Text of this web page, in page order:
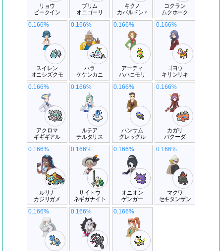
リョウ
ビークイン
プリム
オニゴーリ
キクノ
カバルドン♀
コクラン
ムクホーク
スイレン
オニシズクモ
0.166%
ハラ
ケケンカニ
0.166%
アーティ
ハハコモリ
0.166%
ゴヨウ
キリンリキ
0.166%
アクロマ
ギギギアル
0.166%
ルチア
チルタリス
0.166%
ハンサム
グレッグル
0.166%
カガリ
バクーダ
0.166%
ルリナ
カジリガメ
0.166%
サイトウ
ネギガナイト
0.166%
オニオン
ゲンガー
0.166%
マクワ
セキタンザン
0.166%
0.166% 0.166% 0.166%